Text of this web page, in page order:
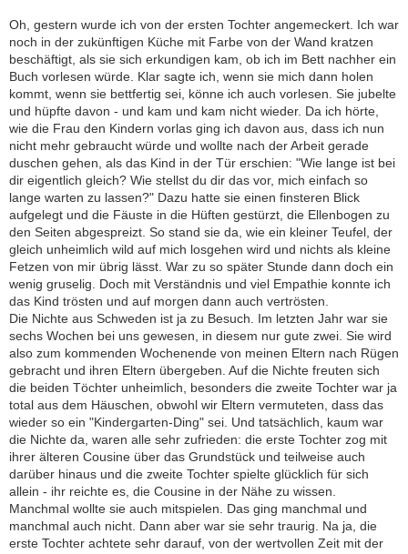
Oh, gestern wurde ich von der ersten Tochter angemeckert. Ich war
noch in der zukünftigen Küche mit Farbe von der Wand kratzen
beschäftigt, als sie sich erkundigen kam, ob ich im Bett nachher ein
Buch vorlesen würde. Klar sagte ich, wenn sie mich dann holen
kommt, wenn sie bettfertig sei, könne ich auch vorlesen. Sie jubelte
und hüpfte davon - und kam und kam nicht wieder. Da ich hörte,
wie die Frau den Kindern vorlas ging ich davon aus, dass ich nun
nicht mehr gebraucht würde und wollte nach der Arbeit gerade
duschen gehen, als das Kind in der Tür erschien: "Wie lange ist bei
dir eigentlich gleich? Wie stellst du dir das vor, mich einfach so
lange warten zu lassen?" Dazu hatte sie einen finsteren Blick
aufgelegt und die Fäuste in die Hüften gestürzt, die Ellenbogen zu
den Seiten abgespreizt. So stand sie da, wie ein kleiner Teufel, der
gleich unheimlich wild auf mich losgehen wird und nichts als kleine
Fetzen von mir übrig lässt. War zu so später Stunde dann doch ein
wenig gruselig. Doch mit Verständnis und viel Empathie konnte ich
das Kind trösten und auf morgen dann auch vertrösten.
Die Nichte aus Schweden ist ja zu Besuch. Im letzten Jahr war sie
sechs Wochen bei uns gewesen, in diesem nur gute zwei. Sie wird
also zum kommenden Wochenende von meinen Eltern nach Rügen
gebracht und ihren Eltern übergeben. Auf die Nichte freuten sich
die beiden Töchter unheimlich, besonders die zweite Tochter war ja
total aus dem Häuschen, obwohl wir Eltern vermuteten, dass das
wieder so ein "Kindergarten-Ding" sei. Und tatsächlich, kaum war
die Nichte da, waren alle sehr zufrieden: die erste Tochter zog mit
ihrer älteren Cousine über das Grundstück und teilweise auch
darüber hinaus und die zweite Tochter spielte glücklich für sich
allein - ihr reichte es, die Cousine in der Nähe zu wissen.
Manchmal wollte sie auch mitspielen. Das ging manchmal und
manchmal auch nicht. Dann aber war sie sehr traurig. Na ja, die
erste Tochter achtete sehr darauf, von der wertvollen Zeit mit der